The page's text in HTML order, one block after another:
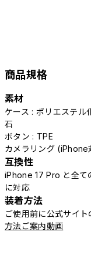
商品規格
素材
ケース : ポリエステル
石
ボタン : TPE
カメラリング (iPhone
互換性
iPhone 17 Pro と全て
に対応
装着方法
ご使用前に公式サイ
方法ご案内動画